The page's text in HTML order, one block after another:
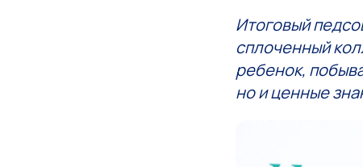
Итоговый
сплоченный
ребенок,
но и ценные